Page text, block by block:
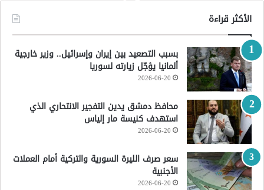
الأكثر قراءة
بسبب التصعيد بين إيران وإسرائيل.. وزير خارجية
ألمانيا يؤجّل زيارته لسوريا
2026-06-20
محافظ دمشق يدين التفجير الانتحاري الذي
استهدف كنيسة مار إلياس
2026-06-20
سعر صرف الليرة السورية والتركية أمام العملات
الأجنبية
2026-06-20